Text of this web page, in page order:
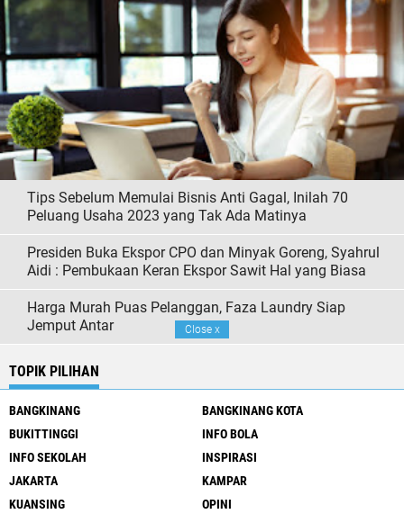
Tips Sebelum Memulai Bisnis Anti Gagal, Inilah 70
Peluang Usaha 2023 yang Tak Ada Matinya
Presiden Buka Ekspor CPO dan Minyak Goreng, Syahrul
Aidi : Pembukaan Keran Ekspor Sawit Hal yang Biasa
Harga Murah Puas Pelanggan, Faza Laundry Siap
Jemput Antar
TOPIK PILIHAN
BANGKINANG
BANGKINANG KOTA
BUKITTINGGI
INFO BOLA
INFO SEKOLAH
INSPIRASI
JAKARTA
KAMPAR
KUANSING
OPINI
Close x